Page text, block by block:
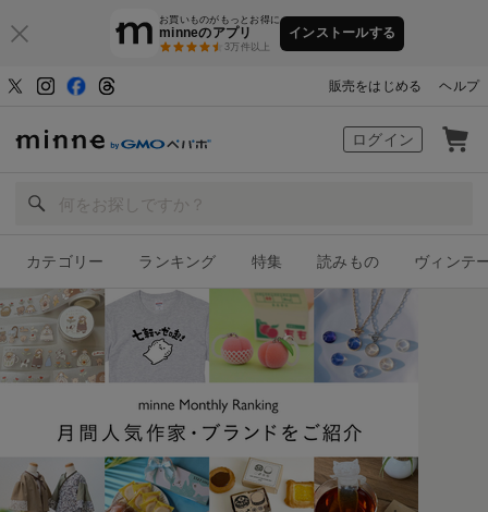
お買いものがもっとお得に
minneのアプリ
3万件以上
インストールする
販売をはじめる ヘルプ
ハンドメイドマーケット minne（ミン
ログイン
カテゴリー ランキング 特集 読みもの ヴィンテ